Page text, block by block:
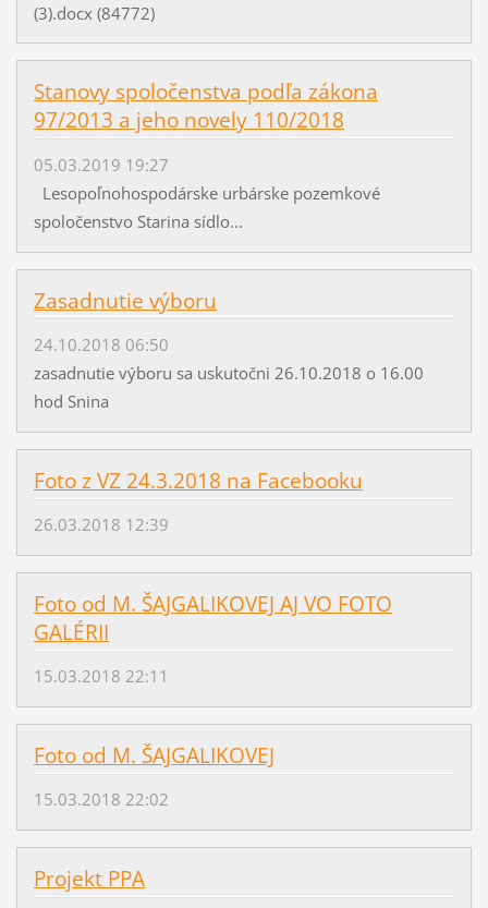
(3).docx (84772)
Stanovy spoločenstva podľa zákona
97/2013 a jeho novely 110/2018
05.03.2019 19:27
Lesopoľnohospodárske urbárske pozemkové
spoločenstvo Starina sídlo...
Zasadnutie výboru
24.10.2018 06:50
zasadnutie výboru sa uskutočni 26.10.2018 o 16.00
hod Snina
Foto z VZ 24.3.2018 na Facebooku
26.03.2018 12:39
Foto od M. ŠAJGALIKOVEJ AJ VO FOTO
GALÉRII
15.03.2018 22:11
Foto od M. ŠAJGALIKOVEJ
15.03.2018 22:02
Projekt PPA